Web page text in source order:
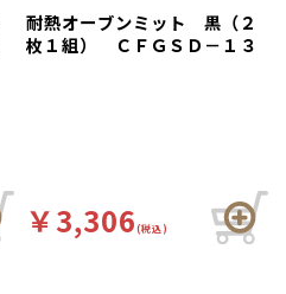
耐熱オーブンミット 黒（２
枚１組） ＣＦＧＳＤ－１３
￥3,306(税込)